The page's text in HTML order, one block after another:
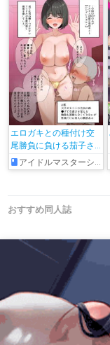
エロガキとの種付け交
尾勝負に負ける茄子さ
ん♥アイドルマスターシンデレラガールズ
おすすめ同人誌